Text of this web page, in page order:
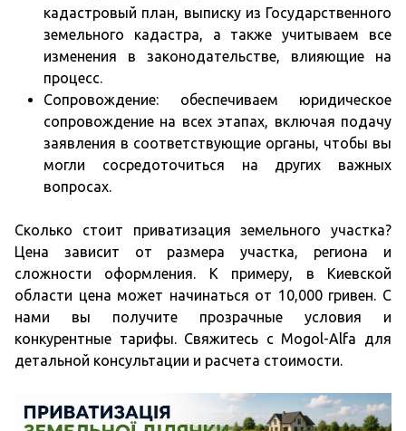
кадастровый план, выписку из Государственного
земельного кадастра, а также учитываем все
изменения в законодательстве, влияющие на
процесс.
Сопровождение: обеспечиваем юридическое
сопровождение на всех этапах, включая подачу
заявления в соответствующие органы, чтобы вы
могли сосредоточиться на других важных
вопросах.
Сколько стоит приватизация земельного участка?
Цена зависит от размера участка, региона и
сложности оформления. К примеру, в Киевской
области цена может начинаться от 10,000 гривен. С
нами вы получите прозрачные условия и
конкурентные тарифы. Свяжитесь с Mogol-Alfa для
детальной консультации и расчета стоимости.